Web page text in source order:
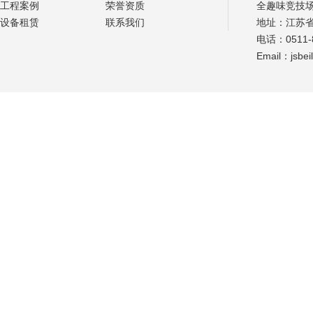
工程案例
荣誉资质
设备租赁
联系我们
全趣味竞技
地址：江苏
电话：
Email：